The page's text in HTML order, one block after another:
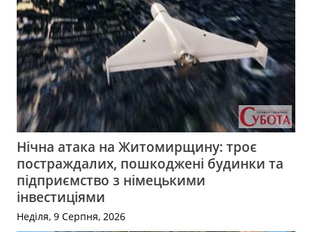
Нічна атака на Житомирщину: троє
постраждалих, пошкоджені будинки та
підприємство з німецькими
інвестиціями
Неділя, 9 Серпня, 2026